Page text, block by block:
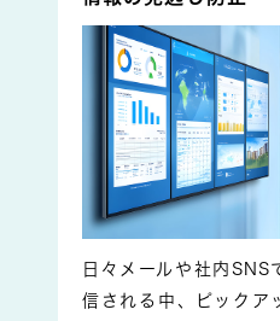
日々メールや社内SNS
信される中、ピックア